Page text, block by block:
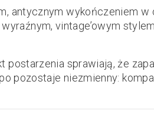
antycznym wykończeniem w
vintage’owym
postarzenia sprawiają, że
pozostaje niezmienny: